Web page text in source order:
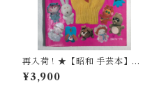
再入荷！★【昭和 手芸本】て
ぶくろ人形（昭和54年）
¥3,900